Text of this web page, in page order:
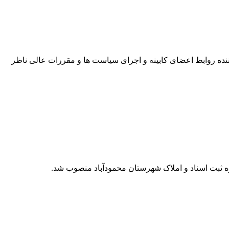
روابط اعضای کابینه و اجرای سیاست ها و مقررات عالی ناظر
ثبت اسناد و املاک شهرستان محمودآباد منصوب شد.